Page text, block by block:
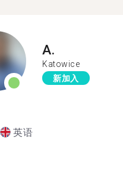
A.
Katowice
新加入
英语